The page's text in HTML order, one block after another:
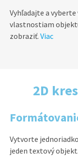
Vyhľadajte a
vlastnostiam
zobraziť. Viac
2D
Vytvorte
jeden textový